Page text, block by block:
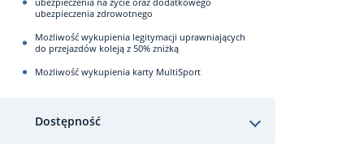
ubezpieczenia zdrowotnego
Możliwość wykupienia legitymacji uprawniających
do przejazdów koleją z 50% zniżką
Możliwość wykupienia karty MultiSport
Dostępność